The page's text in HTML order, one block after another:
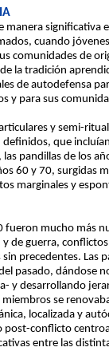
manera significativa
cuando
comunidades de
la tradición
de autodefensa
y para sus
y semi-
que
pandillas de los
60 y 70, surgidas
marginales y
fueron mucho más
y de guerra,
precedentes. Las
pasado, dándose
y desarrollando
se
localizada y
post-conflicto
entre las